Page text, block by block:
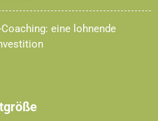
eine lohnende